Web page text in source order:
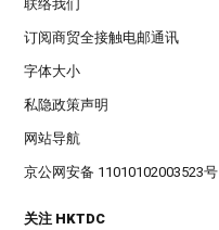
联络我们
订阅商贸全接触电邮通讯
字体大小
私隐政策声明
网站导航
京公网安备 11010102003523号
关注 HKTDC